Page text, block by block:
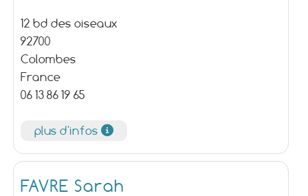
12 bd des oiseaux
92700
Colombes
France
06 13 86 19 65
plus d'infos
FAVRE Sarah